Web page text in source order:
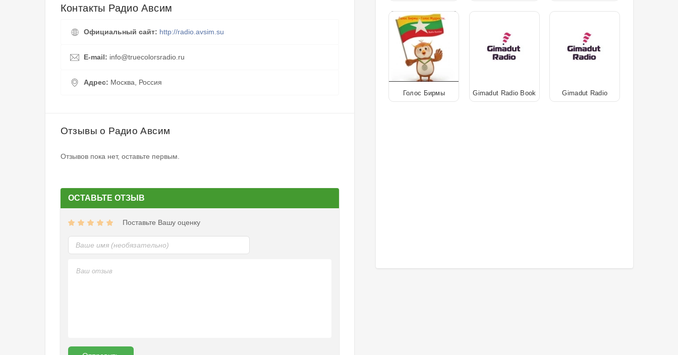
Контакты Радио Авсим
Официальный сайт: http://radio.avsim.su
E-mail: info@truecolorsradio.ru
Адрес: Москва, Россия
Отзывы о Радио Авсим
Отзывов пока нет, оставьте первым.
ОСТАВЬТЕ ОТЗЫВ
Поставьте Вашу оценку
Голос Бирмы Gimadut Radio Book Gimadut Radio